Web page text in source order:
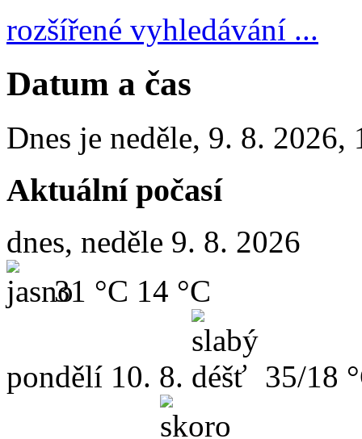
rozšířené vyhledávání ...
Datum a čas
Dnes je neděle, 9. 8. 2026,
Aktuální počasí
dnes, neděle 9. 8. 2026
31 °C 14 °C
pondělí 10. 8. 35/18